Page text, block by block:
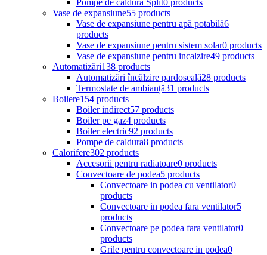
Vase de expansiune55 products
Vase de expansiune pentru apă potabilă6
products
Vase de expansiune pentru sistem solar0 products
Vase de expansiune pentru incalzire49 products
Automatizări138 products
Automatizări încălzire pardoseală28 products
Termostate de ambianță31 products
Boilere154 products
Boiler indirect57 products
Boiler pe gaz4 products
Boiler electric92 products
Pompe de caldura8 products
Calorifere302 products
Accesorii pentru radiatoare0 products
Convectoare de podea5 products
Convectoare in podea cu ventilator0
products
Convectoare in podea fara ventilator5
products
Convectoare pe podea fara ventilator0
products
Grile pentru convectoare in podea0